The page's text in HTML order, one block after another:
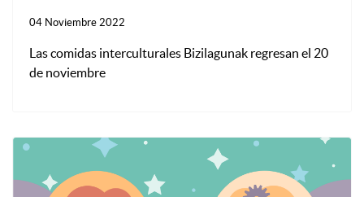
04 Noviembre 2022
Las comidas interculturales Bizilagunak regresan el 20
de noviembre